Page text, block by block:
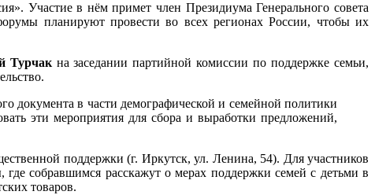
Участие в нём примет член Президиума Генерального совета
планируют провести во всех регионах России, чтобы их
Турчакна заседании партийной комиссии по поддержке семьи,
документа в части демографической и семейной политики
эти мероприятия для сбора и выработки предложений,
поддержки (г. Иркутск, ул. Ленина, 54). Для участников
собравшимся расскажут о мерах поддержки семей с детьми в
товаров.